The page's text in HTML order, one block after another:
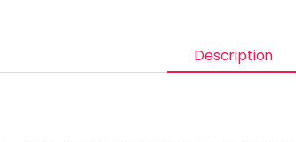
Description